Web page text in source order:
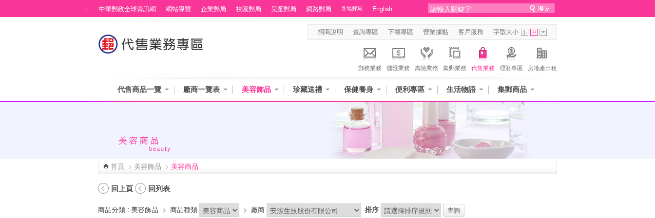
::: 中華郵政全球資訊網 網站導覽 企業郵局 校園郵局 兒童郵局 網路郵局 各地郵局 English
招商說明 查詢專區 下載專區 營業據點 客戶服務 字型大小
郵務業務 儲匯業務 壽險業務 集郵業務 代售業務 理財專區 房地產出租
代售商品一覽 廠商一覽表 美容飾品 珍藏送禮 保健養身 便利專區 生活物語 集郵商品
首頁 > 美容飾品 > 美容商品
回上頁 回列表
商品分類 : 美容飾品 > 商品種類 > 廠商 排序